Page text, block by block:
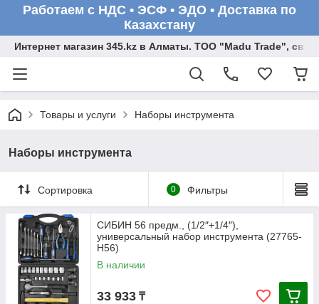
Работаем с НДС • ЭСФ • ЭДО • Доставка по
Казахстану
Интернет магазин 345.kz в Алматы. ТОО "Madu Trade",
Товары и услуги Наборы инструмента
Наборы инструмента
Сортировка 0 Фильтры
СИБИН 56 предм., (1/2″+1/4″),
универсальный набор инструмента (27765-
H56)
В наличии
33 933 ₸